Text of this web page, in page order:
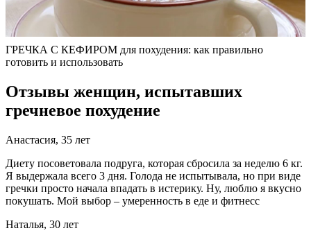
ГРЕЧКА С КЕФИРОМ для похудения: как правильно
готовить и использовать
Отзывы женщин, испытавших
гречневое похудение
Анастасия, 35 лет
Диету посоветовала подруга, которая сбросила за неделю 6 кг.
Я выдержала всего 3 дня. Голода не испытывала, но при виде
гречки просто начала впадать в истерику. Ну, люблю я вкусно
покушать. Мой выбор – умеренность в еде и фитнесс
Наталья, 30 лет